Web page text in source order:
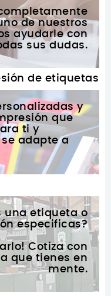
de nuestros
ayudarle con
sus dudas.
de etiquetas
y
que
ti y
adapte a
una etiqueta o
especificas?
Cotiza con
que tienes en
mente.